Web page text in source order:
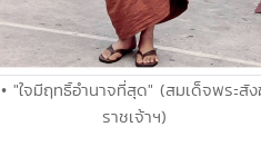
• "ใจมีฤทธิ์อำนาจที่สุด" (สมเด็จพระสั
ราชเจ้าฯ)